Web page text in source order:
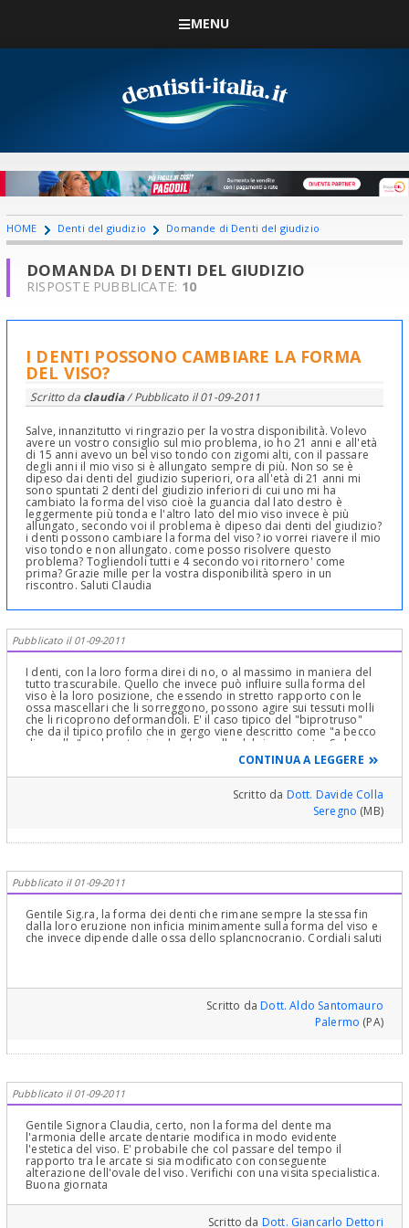
MENU
HOME Denti del giudizio Domande di Denti del giudizio
DOMANDA DI DENTI DEL GIUDIZIO
RISPOSTE PUBBLICATE: 10
I DENTI POSSONO CAMBIARE LA FORMA
DEL VISO?
Scritto da claudia/ Pubblicato il01-09-2011
Salve, innanzitutto vi ringrazio per la vostra disponibilità. Volevo
avere un vostro consiglio sul mio problema, io ho 21 anni e all'età
di 15 anni avevo un bel viso tondo con zigomi alti, con il passare
degli anni il mio viso si è allungato sempre di più. Non so se è
dipeso dai denti del giudizio superiori, ora all'età di 21 anni mi
sono spuntati 2 denti del giudizio inferiori di cui uno mi ha
cambiato la forma del viso cioè la guancia dal lato destro è
leggermente più tonda e l'altro lato del mio viso invece è più
allungato, secondo voi il problema è dipeso dai denti del giudizio?
i denti possono cambiare la forma del viso? io vorrei riavere il mio
viso tondo e non allungato. come posso risolvere questo
problema? Togliendoli tutti e 4 secondo voi ritornero' come
prima? Grazie mille per la vostra disponibilità spero in un
riscontro. Saluti Claudia
Pubblicato il 01-09-2011
I denti, con la loro forma direi di no, o al massimo in maniera del
tutto trascurabile. Quello che invece può influire sulla forma del
viso è la loro posizione, che essendo in stretto rapporto con le
ossa mascellari che li sorreggono, possono agire sui tessuti molli
che li ricoprono deformandoli. E' il caso tipico del "biprotruso"
che da il tipico profilo che in gergo viene descritto come "a becco
di uccello" o al contrario, che da quello del viso scavato. Se ho
intuito però il senso della sua domanda, la mia risposta non la
tragga in inganno. Agire ortodonticamente per tentare di
modificare il suo viso, non è sempre possibile, e quando è
possibile ho sentito di persone che guardandosi allo specchio...
non si riconoscevano più, e non è stato isolato il caso di persone
che alla fine di trattamenti lunghi ed estenuanti e costosi
CONTINUA A LEGGERE
Scritto da Dott. Davide Colla
Seregno (MB)
Pubblicato il 01-09-2011
Gentile Sig.ra, la forma dei denti che rimane sempre la stessa fin
dalla loro eruzione non inficia minimamente sulla forma del viso e
che invece dipende dalle ossa dello splancnocranio. Cordiali saluti
Scritto daDott. Aldo Santomauro
Palermo (PA)
Pubblicato il 01-09-2011
Gentile Signora Claudia, certo, non la forma del dente ma
l'armonia delle arcate dentarie modifica in modo evidente
l'estetica del viso. E' probabile che col passare del tempo il
rapporto tra le arcate si sia modificato con conseguente
alterazione dell'ovale del viso. Verifichi con una visita specialistica.
Buona giornata
Scritto da Dott. Giancarlo Dettori